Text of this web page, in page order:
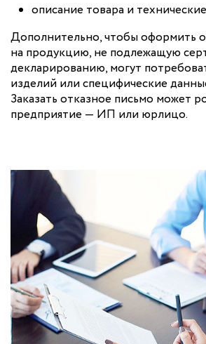
описание товара и
Дополнительно, чтобы оформить
на продукцию, не подлежащую
декларированию, могут
изделий или специфические
Заказать отказное письмо может
предприятие — ИП или юрлицо.